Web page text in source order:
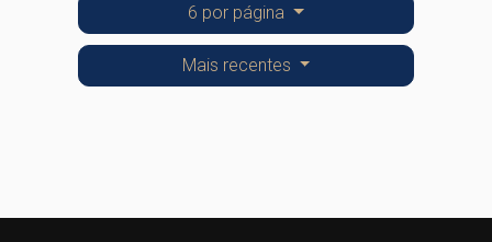
6 por página
Mais recentes